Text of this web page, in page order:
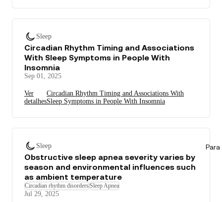
Sleep
Circadian Rhythm Timing and Associations
With Sleep Symptoms in People With
Insomnia
Sep 01, 2025
Ver
detalhes
Circadian Rhythm Timing and Associations With
Sleep Symptoms in People With Insomnia
Sleep
Obstructive sleep apnea severity varies by
season and environmental influences such
as ambient temperature
Circadian rhythm disordersSleep Apnea
Jul 29, 2025